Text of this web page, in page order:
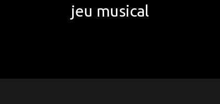
jeu musical